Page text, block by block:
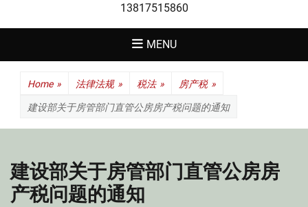
13817515860
MENU
Home » 法律法规 » 税法 » 房产税 »
建设部关于房管部门直管公房房产税问题的通知
建设部关于房管部门直管公房房
产税问题的通知